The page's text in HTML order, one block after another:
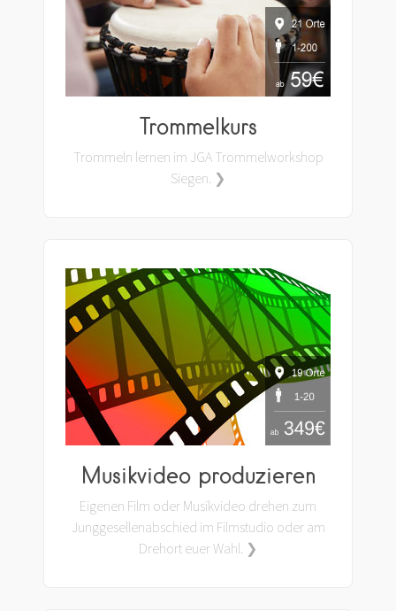
Trommelkurs
Trommeln lernen im JGA Trommelworkshop
Siegen. ❯
Musikvideo produzieren
Eigenen Film oder Musikvideo drehen zum
Junggesellenabschied im Filmstudio oder am
Drehort euer Wahl. ❯